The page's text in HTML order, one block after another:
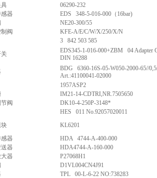
06290-232
器
EDS 348-5-016-000（16bar)
NE20-300/55
阀
KFE-A/E/C/W/X/250/X/N
3 842 503 585
EDS345-1-016-000+ZBM 04 Adapter
DIN 16288
BDG 6360-16S-05-W050-2000-65//
Art.:41100041-02000
1957ASP2
IM21-14-CDTRI,NR.7505650
阀
DK10-4-250P-3148*
HES 011 No.92057020011
KL6201
器
HDA 4744-A-400-000
器
HDA4744-A-160-000
器
P27068H1
D1VL004CN4J91
TPL 00-L-6-22 NO:738283